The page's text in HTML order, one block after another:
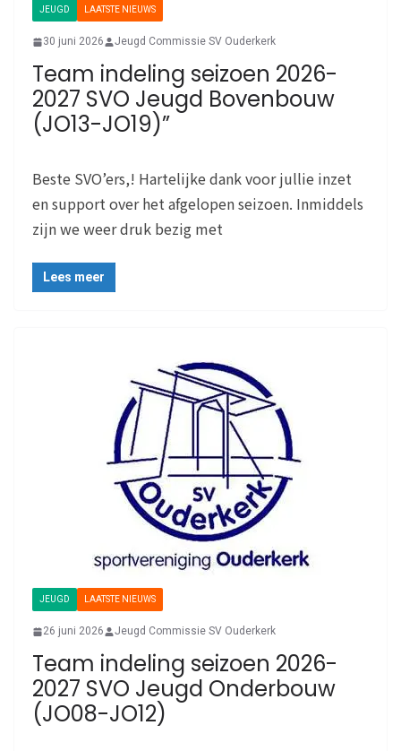
JEUGD LAATSTE NIEUWS
30 juni 2026 Jeugd Commissie SV Ouderkerk
Team indeling seizoen 2026-
2027 SVO Jeugd Bovenbouw
(JO13-JO19)”
Beste SVO’ers,! Hartelijke dank voor jullie inzet
en support over het afgelopen seizoen. Inmiddels
zijn we weer druk bezig met
Lees meer
JEUGD LAATSTE NIEUWS
26 juni 2026 Jeugd Commissie SV Ouderkerk
Team indeling seizoen 2026-
2027 SVO Jeugd Onderbouw
(JO08-JO12)